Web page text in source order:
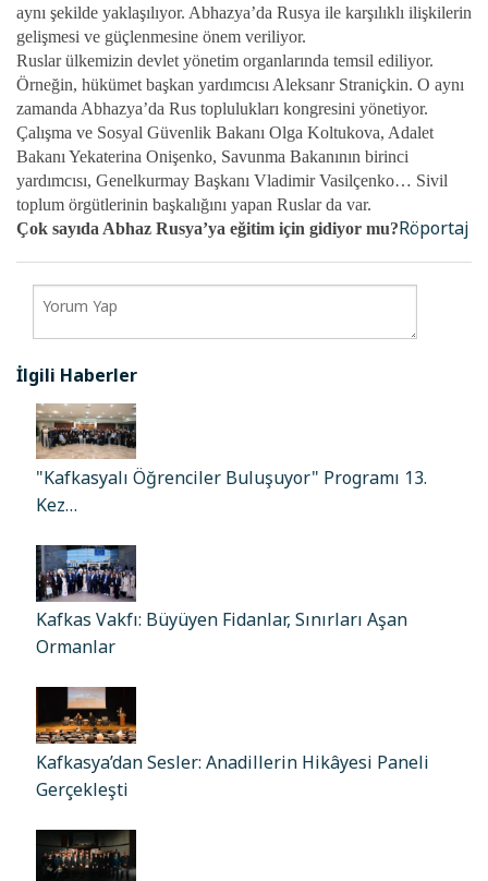
aynı şekilde yaklaşılıyor. Abhazya’da Rusya ile karşılıklı ilişkilerin
gelişmesi ve güçlenmesine önem veriliyor.
Ruslar ülkemizin devlet yönetim organlarında temsil ediliyor.
Örneğin, hükümet başkan yardımcısı Aleksanr Straniçkin. O aynı
zamanda Abhazya’da Rus toplulukları kongresini yönetiyor.
Çalışma ve Sosyal Güvenlik Bakanı Olga Koltukova, Adalet
Bakanı Yekaterina Onişenko, Savunma Bakanının birinci
yardımcısı, Genelkurmay Başkanı Vladimir Vasilçenko… Sivil
toplum örgütlerinin başkalığını yapan Ruslar da var.
Çok sayıda Abhaz Rusya’ya eğitim için gidiyor mu?Röportaj
İlgili Haberler
"Kafkasyalı Öğrenciler Buluşuyor" Programı 13.
Kez…
Kafkas Vakfı: Büyüyen Fidanlar, Sınırları Aşan
Ormanlar
Kafkasya’dan Sesler: Anadillerin Hikâyesi Paneli
Gerçekleşti